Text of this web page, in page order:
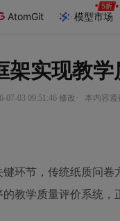
AtomGit 模型市场
实现教
07-03 09:51:46 修改 · 本内容遵
环节，传统纸质问
教学质量评价系统